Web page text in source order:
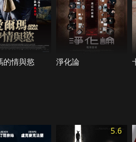
的情與慾 淨化論
5.6